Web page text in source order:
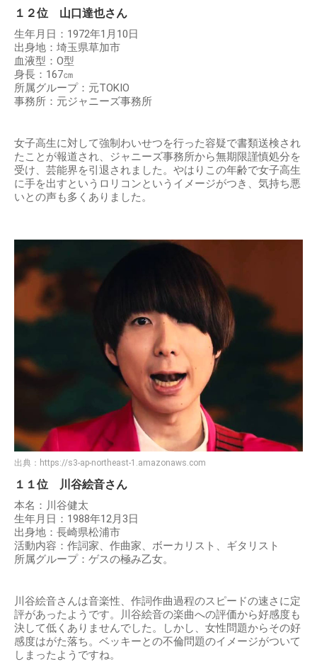
１２位 山口達也さん
生年月日：1972年1月10日
出身地：埼玉県草加市
血液型：O型
身長：167㎝
所属グループ：元TOKIO
事務所：元ジャニーズ事務所
女子高生に対して強制わいせつを行った容疑で書類送検され
たことが報道され、ジャニーズ事務所から無期限謹慎処分を
受け、芸能界を引退されました。やはりこの年齢で女子高生
に手を出すというロリコンというイメージがつき、気持ち悪
いとの声も多くありました。
出典： https://s3-ap-northeast-1.amazonaws.com
１１位 川谷絵音さん
本名：川谷健太
生年月日：1988年12月3日
出身地：長崎県松浦市
活動内容：作詞家、作曲家、ボーカリスト、ギタリスト
所属グループ：ゲスの極み乙女。
川谷絵音さんは音楽性、作詞作曲過程のスピードの速さに定
評があったようです。川谷絵音の楽曲への評価から好感度も
決して低くありませんでした。しかし、女性問題からその好
感度はがた落ち。ベッキーとの不倫問題のイメージがついて
しまったようですね。